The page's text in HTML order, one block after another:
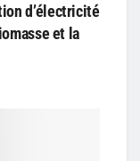
d’électricité
et la